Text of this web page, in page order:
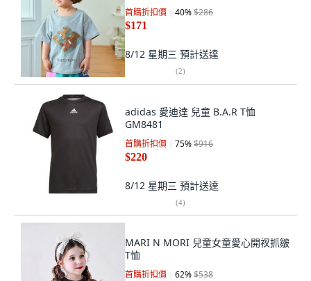
首購折扣價 40%$286
$171
8/12 星期三 預計送達
(2)
adidas 愛迪達 兒童 B.A.R T恤
GM8481
首購折扣價 75%$916
$220
8/12 星期三 預計送達
(4)
MARI N MORI 兒童女童愛心開衩抓皺
T恤
首購折扣價 62%$538